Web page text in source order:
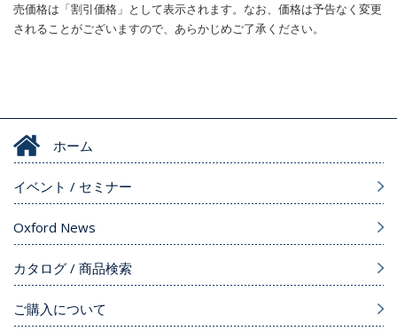
売価格は「割引価格」として表示されます。なお、価格は予告なく変更
されることがございますので、あらかじめご了承ください。
ホーム
イベント / セミナー
Oxford News
カタログ / 商品検索
ご購入について